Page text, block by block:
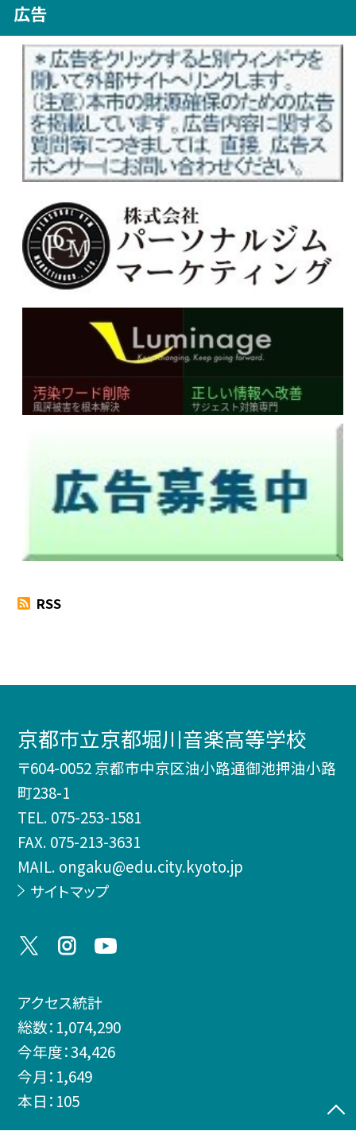
広告
RSS
京都市立京都堀川音楽高等学校
〒604-0052 京都市中京区油小路通御池押油小路
町238-1
TEL. 075-253-1581
FAX. 075-213-3631
MAIL. ongaku@edu.city.kyoto.jp
サイトマップ
アクセス統計
総数： 1,074,290
今年度：34,426
今月： 1,649
本日： 105